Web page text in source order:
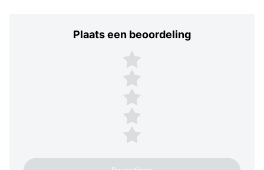
Plaats een beoordeling
Plaats een beoordeling
5 sterren
4 sterren
3 sterren
2 sterren
1 ster